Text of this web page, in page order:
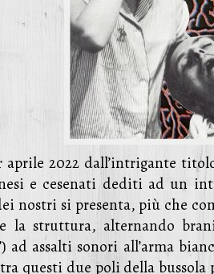
aprile 2022 dall’intrigante
e cesenati dediti ad un
nostri si presenta, più che
la struttura, alternando
ad assalti sonori all’arma
questi due poli della